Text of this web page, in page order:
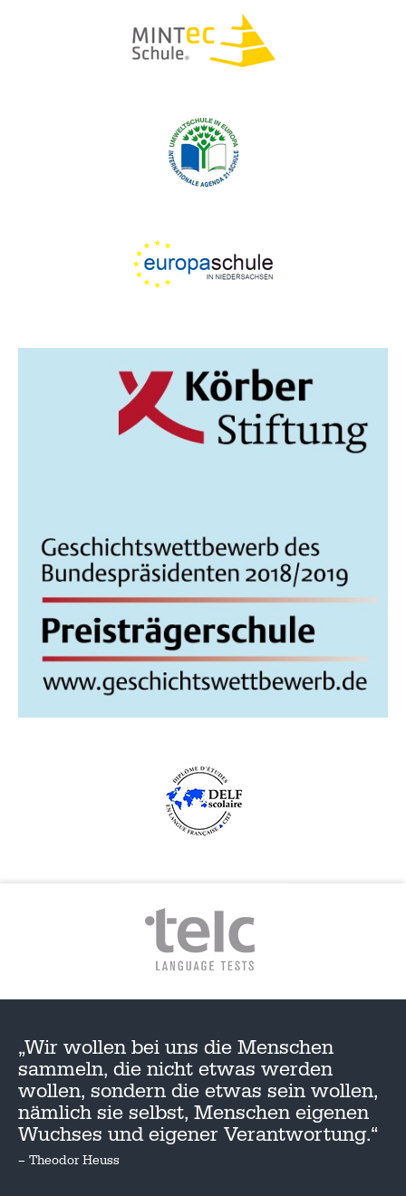
„Wir wollen bei uns die Menschen
sammeln, die nicht etwas werden
wollen, sondern die etwas sein wollen,
nämlich sie selbst, Menschen eigenen
Wuchses und eigener Verantwortung.“
– Theodor Heuss